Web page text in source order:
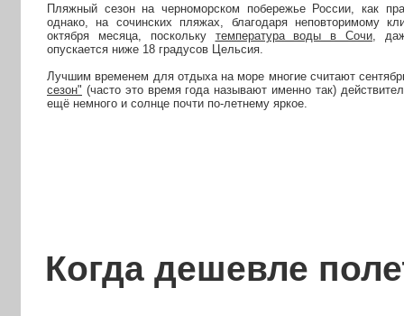
Пляжный сезон на черноморском побережье России, как
однако, на сочинских пляжах, благодаря неповторимому
октября месяца, поскольку температура воды в Сочи ,
опускается ниже 18 градусов Цельсия.
Лучшим временем для отдыха на море многие считают
сезон" (часто это время года называют именно так)
ещё немного и солнце почти по-летнему яркое.
Когда дешевле